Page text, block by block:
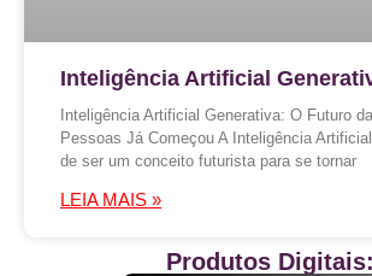
Inteligência Artificial
Inteligência Artificial Generativa: O Futuro
Pessoas Já Começou A Inteligência
de ser um conceito futurista para se tornar
LEIA MAIS »
Produtos Digitais: